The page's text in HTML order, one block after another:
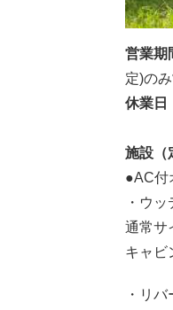
営業期
定)の
休業日
施設（
●AC付
・ウ
通常サ
キャビ
・リ